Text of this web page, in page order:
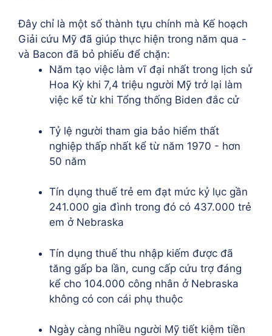
Đây chỉ là một số thành tựu chính mà Kế hoạch
Giải cứu Mỹ đã giúp thực hiện trong năm qua -
và Bacon đã bỏ phiếu để chặn:
Năm tạo việc làm vĩ đại nhất trong lịch sử
Hoa Kỳ khi 7,4 triệu người Mỹ trở lại làm
việc kể từ khi Tổng thống Biden đắc cử
Tỷ lệ người tham gia bảo hiểm thất
nghiệp thấp nhất kể từ năm 1970 - hơn
50 năm
Tín dụng thuế trẻ em đạt mức kỷ lục gần
241.000 gia đình trong đó có 437.000 trẻ
em ở Nebraska
Tín dụng thuế thu nhập kiếm được đã
tăng gấp ba lần, cung cấp cứu trợ đáng
kể cho 104.000 công nhân ở Nebraska
không có con cái phụ thuộc
Ngày càng nhiều người Mỹ tiết kiệm tiền